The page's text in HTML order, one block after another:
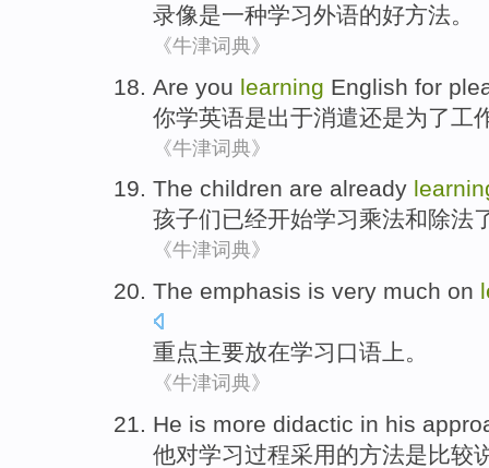
录像是一种学习外语的好方法。
《牛津词典》
Are you learning English for
你学英语是出于消遣还是为了工
《牛津词典》
The children are already
孩子们已经开始学习乘法和除法
《牛津词典》
The emphasis is very much on
重点主要放在学习 口语上。
《牛津词典》
He is more didactic in his
他对学习过程采用的方法是比较